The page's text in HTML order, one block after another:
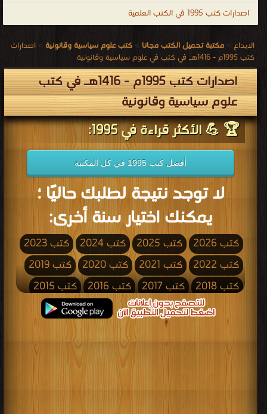
اصدارات كتب 1995 في الكتب العلمية
الابداع > مكتبة تحميل الكتب مجانا > كتب علوم سياسية وقانونية > اصدارات
كتب 1995م - 1416هـ في كتب في علوم سياسية وقانونية
اصدارات كتب 1995م - 1416هـ في كتب
علوم سياسية وقانونية
🏆 💪 الأكثر قراءة في 1995:
أفضل كتب 1995 في كل المكتبة
لا توجد نتيجة لطلبك حاليًا ؛
يمكنك اختيار سنة أخرى:
كتب 2026 كتب 2025 كتب 2024
كتب 2023
كتب 2022
كتب 2021 كتب 2020
كتب 2019
كتب 2018
كتب 2017 كتب 2016
كتب 2015
كتب 2013 كتب 2012
كتب 2011
كتب 2009 كتب 2008
كتب 2006
كتب 2005 كتب 2004
كتب 2003
كتب 2000